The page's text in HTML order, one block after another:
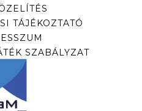
TÁJÉKOZTATÓ
SZABÁLYZAT